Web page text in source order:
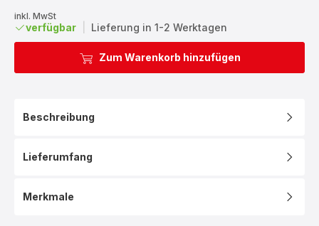
inkl. MwSt
verfügbar Lieferung in 1-2 Werktagen
Zum Warenkorb hinzufügen
Beschreibung
Lieferumfang
Merkmale